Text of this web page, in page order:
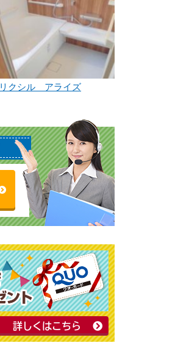
リクシル アライズ
詳しくはこちら